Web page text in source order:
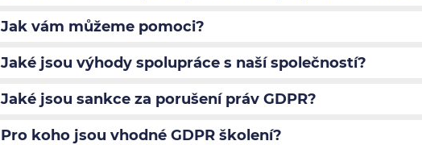
Jak vám můžeme pomoci?
Jaké jsou výhody spolupráce s naší společností?
Jaké jsou sankce za porušení práv GDPR?
Pro koho jsou vhodné GDPR školení?